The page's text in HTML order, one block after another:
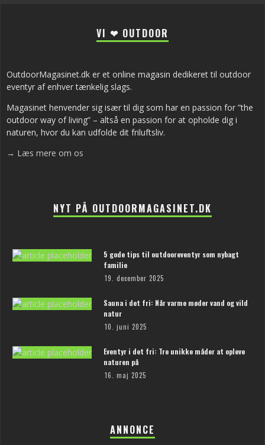
VI ❤ OUTDOOR
OutdoorMagasinet.dk er et online magasin dedikeret til outdoor
eventyr af enhver tænkelig slags.
Magasinet henvender sig især til dig som har en passion for ”the
outdoor way of living” – altså en passion for at opholde dig i
naturen, hvor du kan udfolde dit friluftsliv.
→ Læs mere om os
NYT PÅ OUTDOORMAGASINET.DK
5 gode tips til outdooreventyr som nybagt
familie
19. december 2025
Sauna i det fri: Når varme møder vand og vild
natur
10. juni 2025
Eventyr i det fri: Tre unikke måder at opleve
naturen på
16. maj 2025
ANNONCE